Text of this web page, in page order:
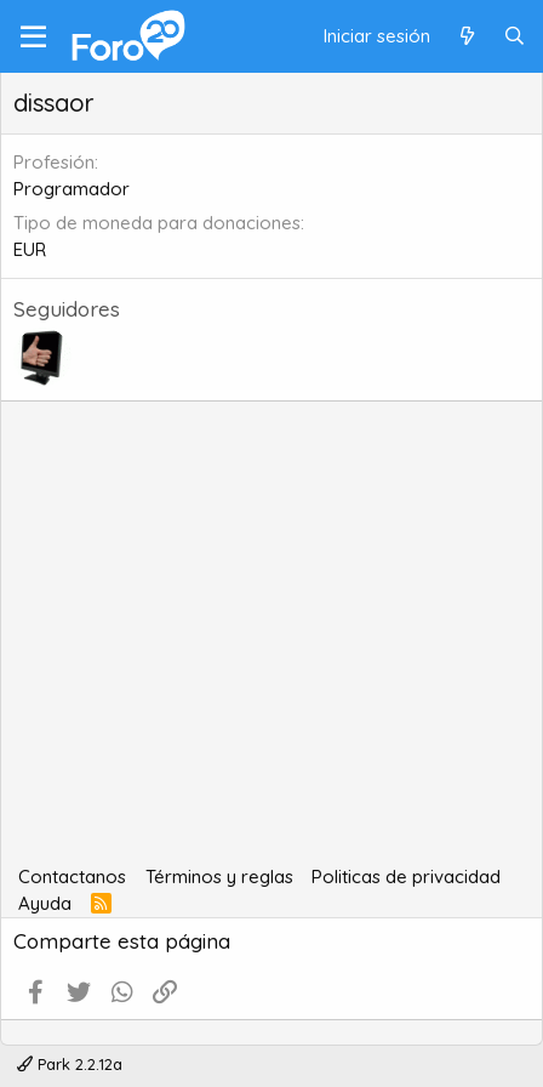
Iniciar sesión
dissaor
Profesión
Programador
Tipo de moneda para donaciones
EUR
Seguidores
Contactanos Términos y reglas
Politicas de privacidad
Ayuda
R
S
S
Comparte esta página
Facebook
Twitter WhatsApp
Park 2.2.12a